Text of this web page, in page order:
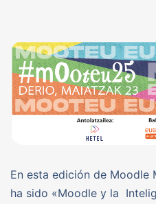
En esta edición de
ha sido «Moodle y la